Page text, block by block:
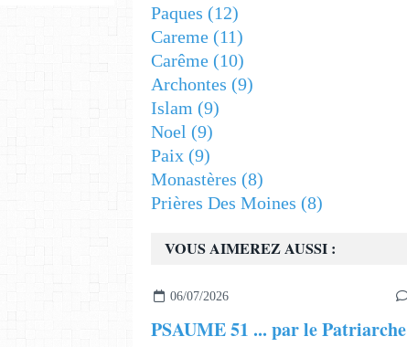
VOUS AIMEREZ AUSSI :
06/07/2026
PSAUME 51 ... par le Patriarche
Paques (12)
Careme (11)
Carême (10)
Archontes (9)
Islam (9)
Noel (9)
Paix (9)
Monastères (8)
Prières Des Moines (8)